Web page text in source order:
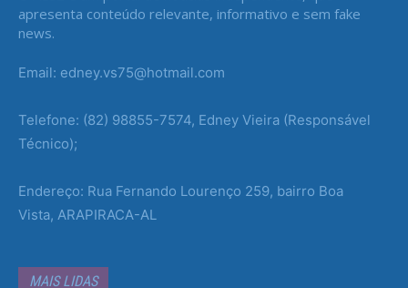
apresenta conteúdo relevante, informativo e sem fake
news.
Email: edney.vs75@hotmail.com
Telefone: (82) 98855-7574, Edney Vieira (Responsável
Técnico);
Endereço: Rua Fernando Lourenço 259, bairro Boa
Vista, ARAPIRACA-AL
MAIS LIDAS